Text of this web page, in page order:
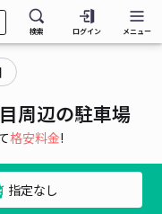
検索 ログイン メニュー
周辺の駐車場
格安料金!
指定なし